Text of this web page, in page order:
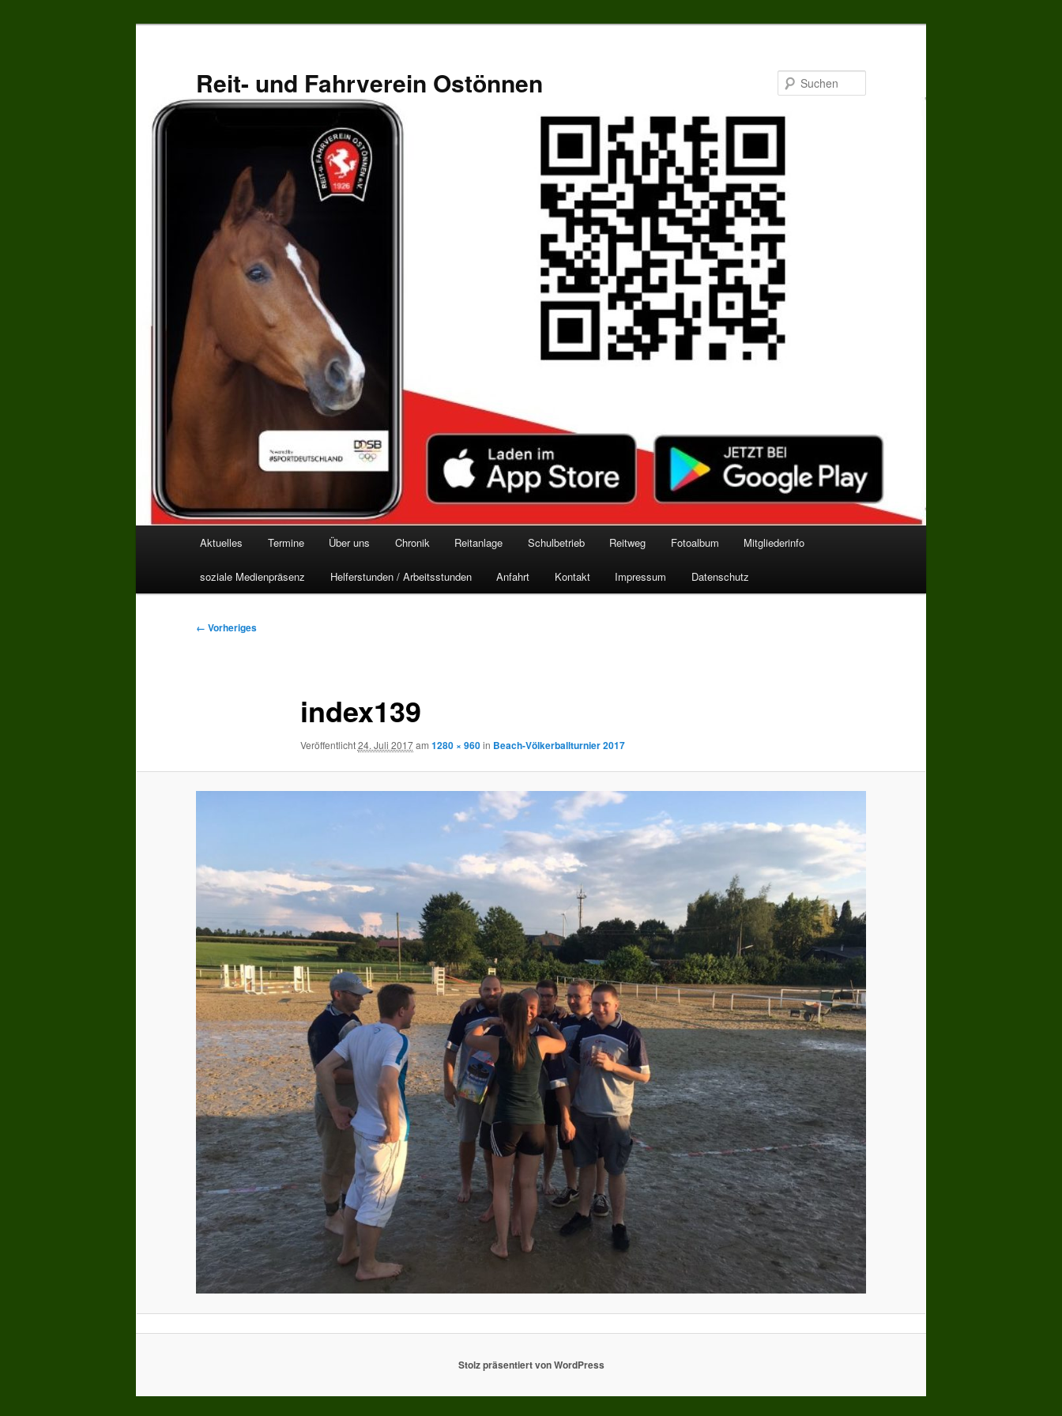
Reit- und Fahrverein Ostönnen
Aktuelles Termine Über uns Chronik Reitanlage Schulbetrieb Reitweg Fotoalbum Mitgliederinfo
soziale Medienpräsenz Helferstunden / Arbeitsstunden Anfahrt Kontakt Impressum Datenschutz
Bilder-
← Vorheriges
index139
Veröffentlicht24. Juli 2017am 1280 × 960in Beach-Völkerballturnier 2017
Stolz präsentiert von WordPress